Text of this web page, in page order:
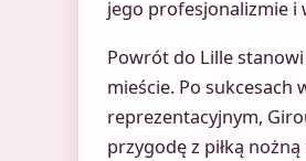
jego profesjonalizmie i
Powrót do Lille
mieście. Po sukcesach
reprezentacyjnym,
przygodę z piłką